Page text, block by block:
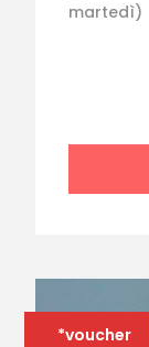
martedì)
*voucher